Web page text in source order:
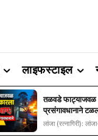
लाइफस्टाइल
तळवडे फाट्याजवळ
प्रसंगावधानाने
लांजा (रत्नागिरी):